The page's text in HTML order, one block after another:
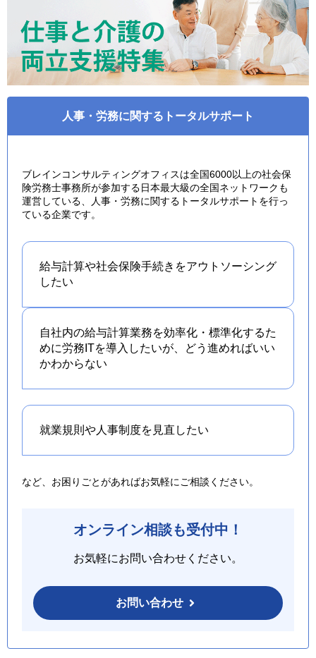
人事・労務に関するトータルサポート
ブレインコンサルティングオフィスは全国6000以上の社会保
険労務士事務所が参加する日本最大級の全国ネットワークも
運営している、人事・労務に関するトータルサポートを行っ
ている企業です。
給与計算や社会保険手続きをアウトソーシング
したい
自社内の給与計算業務を効率化・標準化するた
めに労務ITを導入したいが、どう進めればいい
かわからない
就業規則や人事制度を 見直したい
など、お困りごとがあればお気軽にご相談ください。
オンライン相談も受付中！
お気軽にお問い合わせください。
お問い合わせ